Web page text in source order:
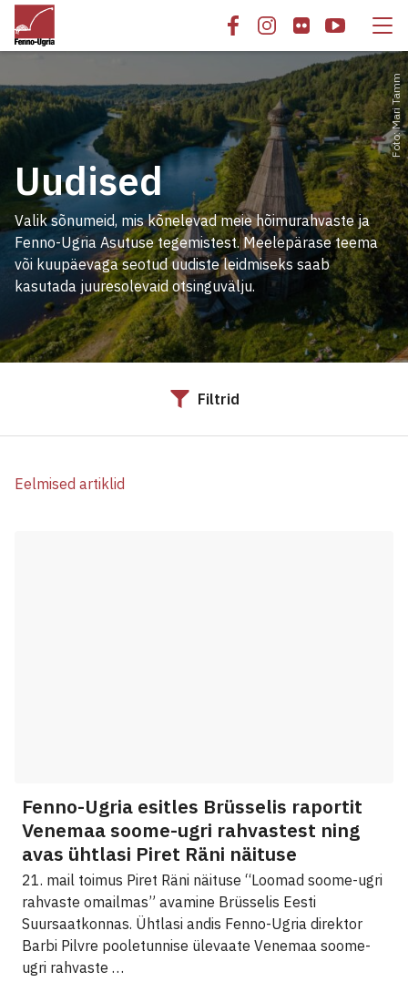
Foto: Mari Tamm
Uudised
Valik sõnumeid, mis kõnelevad meie hõimurahvaste ja
Fenno-Ugria Asutuse tegemistest. Meelepärase teema
või kuupäevaga seotud uudiste leidmiseks saab
kasutada juuresolevaid otsinguvälju.
Filtrid
Eelmised artiklid
Fenno-Ugria esitles Brüsselis raportit
Venemaa soome-ugri rahvastest ning
avas ühtlasi Piret Räni näituse
21. mail toimus Piret Räni näituse “Loomad soome-ugri
rahvaste omailmas” avamine Brüsselis Eesti
Suursaatkonnas. Ühtlasi andis Fenno-Ugria direktor
Barbi Pilvre pooletunnise ülevaate Venemaa soome-
ugri rahvaste …